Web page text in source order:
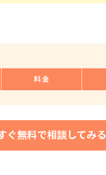
料金
ぐ無料で相談してみる